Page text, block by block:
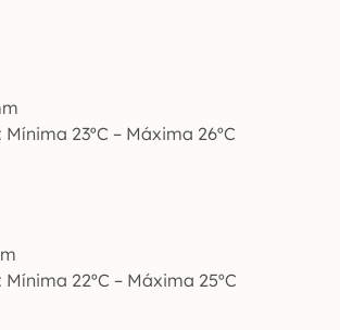
23ºC – Máxima 26ºC
22ºC – Máxima 25ºC